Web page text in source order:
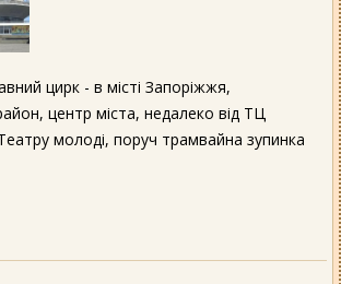
цирк - в місті Запоріжжя,
центр міста, недалеко від ТЦ
молоді, поруч трамвайна зупинка